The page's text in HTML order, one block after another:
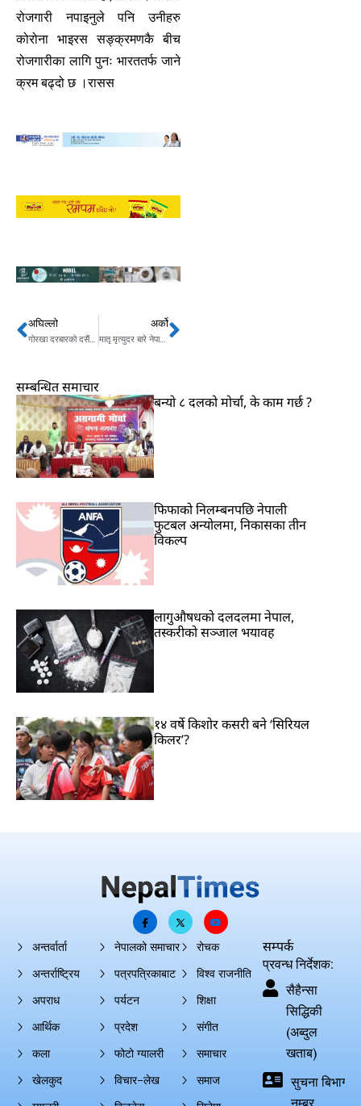
रोजगारी नपाइनुले पनि उनीहरु
कोरोना भाइरस सङ्क्रमणकै बीच
रोजगारीका लागि पुनः भारततर्फ जाने
क्रम बढ्दो छ ।रासस
Prev
अघिल्लो
गोरखा दरबारको दसैंघरमा जमरा राखियो
अर्को
मातृ मृत्युदर बारे नेपालमा पहिलो पटक अध्ययन हुँदै Next
सम्बन्धित समाचार
बन्यो ८ दलको मोर्चा, के काम गर्छ ?
फिफाको निलम्बनपछि नेपाली
फुटबल अन्योलमा, निकासका तीन
विकल्प
लागुऔषधको दलदलमा नेपाल,
तस्करीको सञ्जाल भयावह
१४ वर्षे किशोर कसरी बने ‘सिरियल
किलर’?
अन्तर्वार्ता
अन्तर्राष्ट्रिय
अपराध
आर्थिक
कला
खेलकुद
नेपालको समाचार
पत्रपत्रिकाबाट
पर्यटन
प्रदेश
फोटो ग्यालरी
विचार–लेख
रोचक
विश्व राजनीति
शिक्षा
संगीत
समाचार
समाज
सम्पर्क
प्रवन्ध निर्देशक:
सैहैन्सा
सिद्धिकी
(अब्दुल
खताब)
सुचना बिभाग
नम्बर